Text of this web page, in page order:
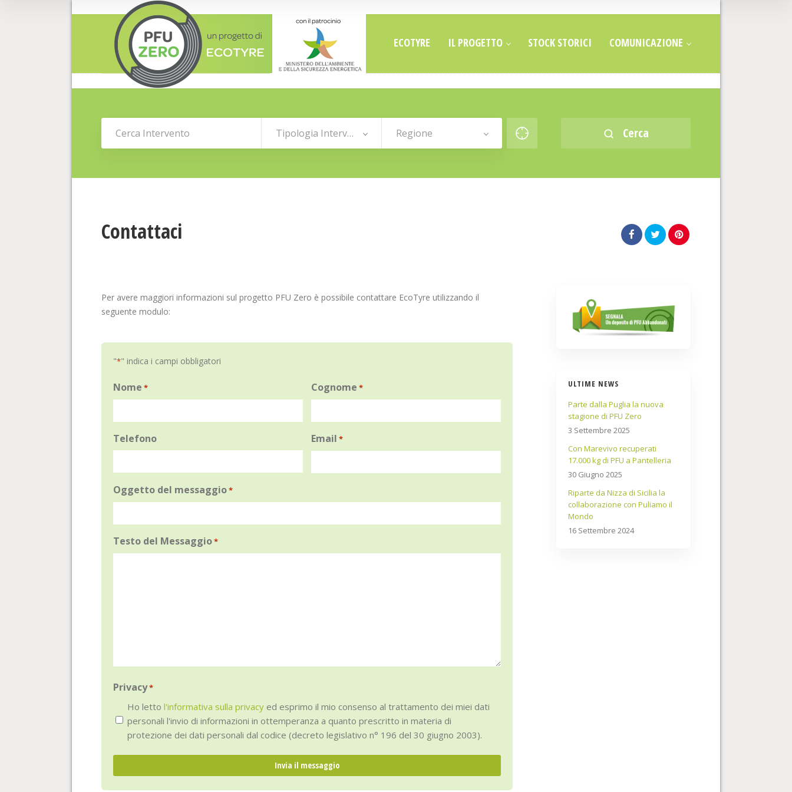
ECOTYRE IL PROGETTO STOCK STORICI COMUNICAZIONE
Tipologia Intervento Regione Cerca
Contattaci
Per avere maggiori informazioni sul progetto PFU Zero è possibile contattare EcoTyre utilizzando il
seguente modulo:
"*" indica i campi obbligatori
Nome * Cognome *
Telefono Email *
Oggetto del messaggio*
Testo del Messaggio*
Privacy*
Ho letto l'informativa sulla privacy ed esprimo il mio consenso al trattamento dei miei dati
personali l'invio di informazioni in ottemperanza a quanto prescritto in materia di
protezione dei dati personali dal codice (decreto legislativo n° 196 del 30 giugno 2003).
ULTIME NEWS
Parte dalla Puglia la nuova
stagione di PFU Zero
3 Settembre 2025
Con Marevivo recuperati
17.000 kg di PFU a Pantelleria
30 Giugno 2025
Riparte da Nizza di Sicilia la
collaborazione con Puliamo il
Mondo
16 Settembre 2024